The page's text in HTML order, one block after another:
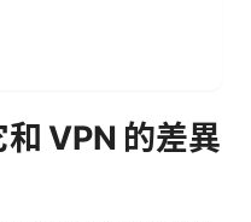
VPN 的差異